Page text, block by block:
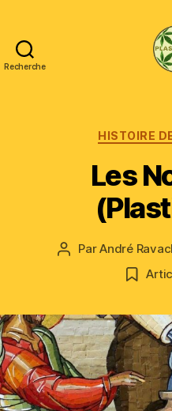
Recherche
HISTOIRE
Les
Auteur
ParAndré